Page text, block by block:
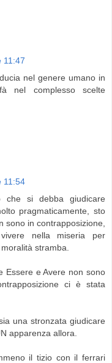
11:47
nel genere umano in
nel complesso scelte
11:54
si debba giudicare
pragmaticamente, sto
sono in contrapposizione,
nella miseria per
stramba.
Essere e Avere non sono
ci è stata
una stronzata giudicare
apparenza allora.
il tizio con il ferrari